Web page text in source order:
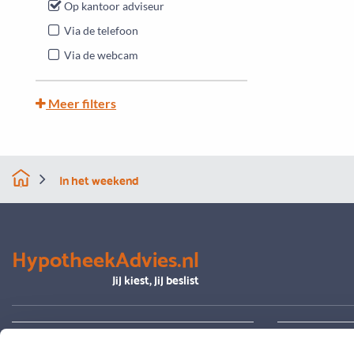
Op kantoor adviseur
Via de telefoon
Via de webcam
Meer filters
In het weekend
HypotheekAdvies.nl
Jij kiest, jij beslist